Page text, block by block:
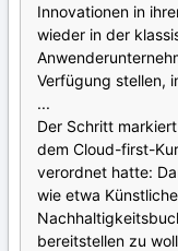
Innovationen in
wieder in der
Verfügung stellen,
...
Der Schritt
dem Cloud-first-
verordnet hatte:
wie etwa
bereitstellen zu